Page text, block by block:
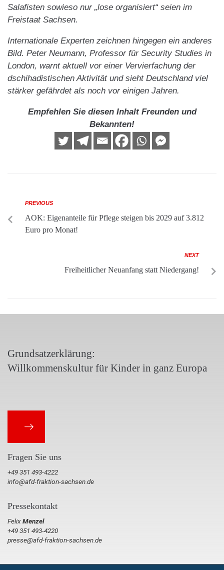
Salafisten sowieso nur „lose organisiert“ seien im
Freistaat Sachsen.
Internationale Experten zeichnen hingegen ein anderes
Bild. Peter Neumann, Professor für Security Studies in
London, warnt aktuell vor einer Vervierfachung der
dschihadistischen Aktivität und sieht Deutschland viel
stärker gefährdet als noch vor einigen Jahren.
Empfehlen Sie diesen Inhalt Freunden und
Bekannten!
PREVIOUS
AOK: Eigenanteile für Pflege steigen bis 2029 auf 3.812
Euro pro Monat!
NEXT
Freiheitlicher Neuanfang statt Niedergang!
Grundsatzerklärung:
Willkommenskultur für Kinder in ganz Europa
Fragen Sie uns
+49 351 493-4222
info@afd-fraktion-sachsen.de
Pressekontakt
FelixMenzel
+49 351 493-4220
presse@afd-fraktion-sachsen.de